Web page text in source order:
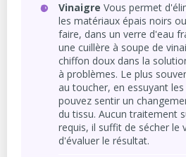
Vinaigre Vous permet
les matériaux épais noirs
faire, dans un verre d'eau
une cuillère à soupe de
chiffon doux dans la
à problèmes. Le plus
au toucher, en essuyant
pouvez sentir un
du tissu. Aucun traitement
requis, il suffit de sécher le
d'évaluer le résultat.